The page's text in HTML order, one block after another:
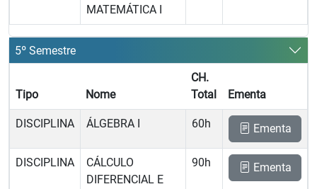
MATEMÁTICA I
5º Semestre
Tipo Nome
CH.
Total
Ementa
DISCIPLINA ÁLGEBRA I 60h Ementa
DISCIPLINA
CÁLCULO
DIFERENCIAL E
90h Ementa